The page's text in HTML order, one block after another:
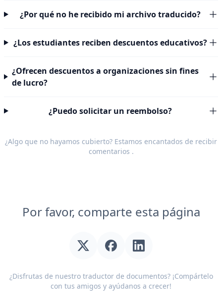
¿Por qué no he recibido mi archivo traducido?
¿Los estudiantes reciben descuentos educativos?
¿Ofrecen descuentos a organizaciones sin fines
de lucro?
¿Puedo solicitar un reembolso?
¿Algo que no hayamos cubierto? Estamos encantados de recibir
comentarios .
Por favor, comparte esta página
¿Disfrutas de nuestro traductor de documentos? ¡Compártelo
con tus amigos y ayúdanos a crecer!